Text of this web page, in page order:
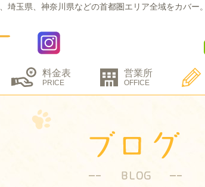
埼玉県、神奈川県などの首都圏エリア全域をカバー。
料金表
PRICE
営業所
OFFICE